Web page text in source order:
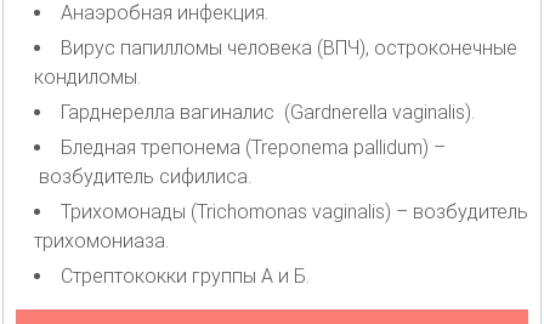
Анаэробная инфекция.
Вирус папилломы человека (ВПЧ), остроконечные
кондиломы.
Гарднерелла вагиналис (Gardnerella vaginalis).
Бледная трепонема (Treponema pallidum) –
возбудитель сифилиса.
Трихомонады (Trichomonas vaginalis) – возбудитель
трихомониаза.
Стрептококки группы А и Б.